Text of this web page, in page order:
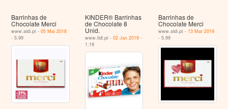
Barrinhas de
Chocolate Merci
www.aldi.pt -05 Mai 2018
- 5.99
KINDER® Barrinhas
de Chocolate 8
Unid.
www.lidl.pt - 02 Jan 2019-
1.19
Barrinhas de
Chocolate Merci
www.aldi.pt - 13 Mar 2019
- 5.99